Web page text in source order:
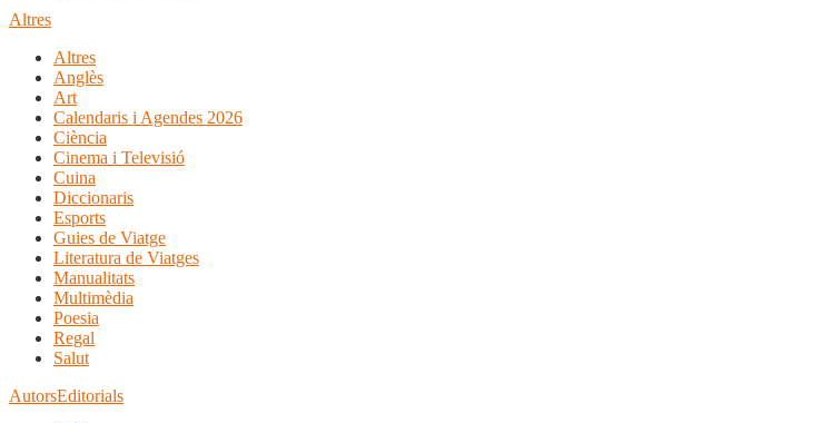
Altres
Altres
Anglès
Art
Calendaris i Agendes 2026
Ciència
Cinema i Televisió
Cuina
Diccionaris
Esports
Guies de Viatge
Literatura de Viatges
Manualitats
Multimèdia
Poesia
Regal
Salut
AutorsEditorials